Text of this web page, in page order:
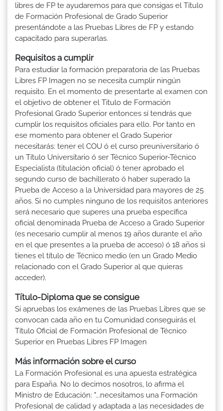
libres de FP te ayudaremos para que consigas el Título
de Formación Profesional de Grado Superior
presentándote a las Pruebas Libres de FP y estando
capacitado para superarlas.
Requisitos a cumplir
Para estudiar la formación preparatoria de las Pruebas
Libres FP Imagen no se necesita cumplir ningún
requisito. En el momento de presentarte al examen con
el objetivo de obtener el Titulo de Formación
Profesional Grado Superior entonces sí tendrás que
cumplir los requisitos oficiales para ello. Por tanto en
ese momento para obtener el Grado Superior
necesitarás: tener el COU ó el curso preuniversitario ó
un Título Universitario ó ser Técnico Superior-Técnico
Especialista (titulación oficial) ó tener aprobado el
segundo curso de bachillerato ó haber superado la
Prueba de Acceso a la Universidad para mayores de 25
años. Si no cumples ninguno de los requisitos anteriores
será necesario que superes una prueba específica
oficial denominada Prueba de Acceso a Grado Superior
(es necesario cumplir al menos 19 años durante el año
en el que presentes a la prueba de acceso) ó 18 años si
tienes el título de Técnico medio (en un Grado Medio
relacionado con el Grado Superior al que quieras
acceder).
Título-Diploma que se consigue
Si apruebas los exámenes de las Pruebas Libres que se
convocan cada año en tu Comunidad conseguirás el
Título Oficial de Formación Profesional de Técnico
Superior en Pruebas Libres FP Imagen
Más información sobre el curso
La Formación Profesional es una apuesta estratégica
para España. No lo decimos nosotros, lo afirma el
Ministro de Educación: "...necesitamos una Formación
Profesional de calidad y adaptada a las necesidades de